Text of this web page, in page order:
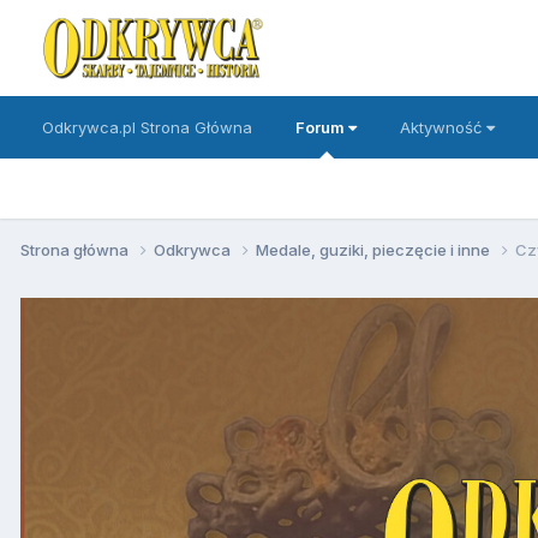
Odkrywca.pl Strona Główna Forum Aktywność
Strona główna Odkrywca Medale, guziki, pieczęcie i inne